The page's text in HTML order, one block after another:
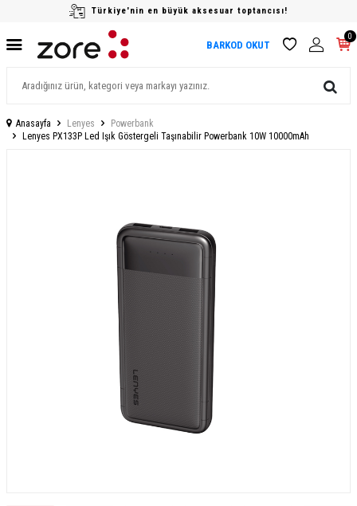
Türkiye'nin en büyük aksesuar toptancısı!
BARKOD OKUT
0
Anasayfa Lenyes
Powerbank
Lenyes PX133P Led Işık Göstergeli Taşınabilir Powerbank 10W 10000mAh